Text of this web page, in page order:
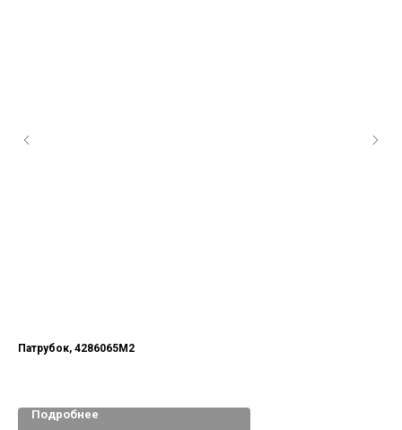
Патрубок, 4286065М2
Подробнее